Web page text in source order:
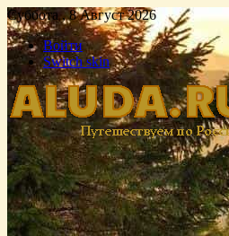
Суббота , 8 Август 2026
Войти
Switch skin